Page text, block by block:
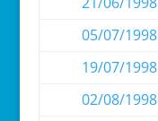
05/07/1998
19/07/1998
02/08/1998